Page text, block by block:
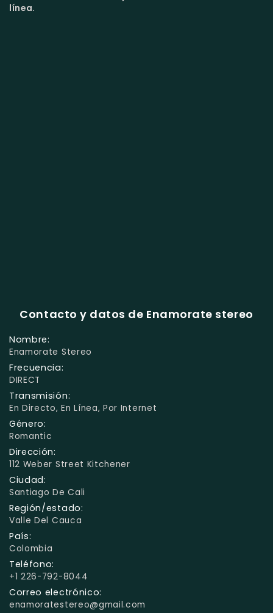
línea.
Contacto y datos de Enamorate stereo
Nombre:
Enamorate Stereo
Frecuencia:
DIRECT
Transmisión:
En Directo, En Línea, Por Internet
Género:
Romantic
Dirección:
112 Weber Street Kitchener
Ciudad:
Santiago De Cali
Región/estado:
Valle Del Cauca
País:
Colombia
Teléfono:
+1 226-792-8044
Correo electrónico:
enamoratestereo@gmail.com